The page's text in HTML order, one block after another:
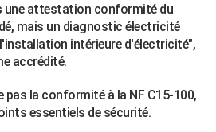
une attestation conformité du
mais un diagnostic électricité
intérieure d'électricité",
accrédité.
pas la conformité à la NF C15-100,
essentiels de sécurité.